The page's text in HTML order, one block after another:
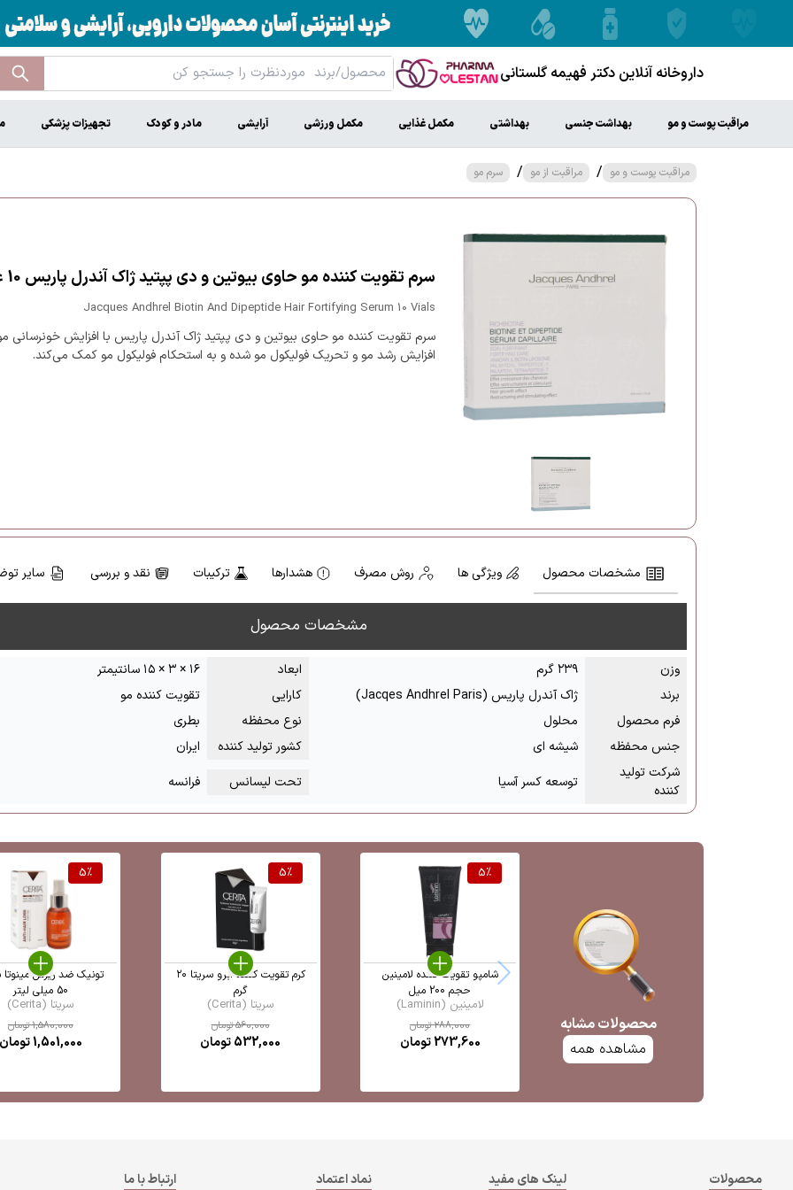
داروخانه آنلاین دکتر فهیمه گلستانی
مراقبت پوست و مو بهداشت جنسی بهداشتی مکمل غذایی مکمل ورزشی آرایشی مادر و کودک تجهیزات پزشکی
مراقبت پوست و مو / مراقبت از مو / سرم مو
سرم تقویت کننده مو حاوی بیوتین و دی پپتید ژاک آندرل پاریس 10 عدد
Jacques Andhrel Biotin And Dipeptide Hair Fortifying Serum 10 Vials
سرم تقویت کننده مو حاوی بیوتین و دی پپتید ژاک آندرل پاریس با افزایش
افزایش رشد مو و تحریک فولیکول مو شده و به استحکام فولیکول مو کمک می‌کند.
مشخصات محصول ویژگی ها روش مصرف هشدارها ترکیبات نقد و بررسی سایر
مشخصات محصول
وزن ۲۳۹ گرم ابعاد
۱۶ × ۳ × ۱۵ سانتیمتر
برند
ژاک آندرل پاریس (Jacqes Andhrel Paris) کارایی
تقویت کننده مو
فرم محصول
محلول نوع محفظه
بطری
جنس محفظه
شیشه ای کشور تولید کننده
ایران
شرکت تولید
کننده
توسعه کسر آسیا تحت لیسانس فرانسه
محصولات مشابه
مشاهده همه
5%
شامپو تقویت کننده لامینین
حجم 200 میل
لامینین (Laminin)
288,000تومان
273,600تومان
5%
کرم تقویت کننده ابرو سریتا ۲۰
گرم
سریتا (Cerita)
560,000تومان
532,000تومان
5%
تونیک ضد ریزش مینوتا
50 میلی لیتر
سریتا (Cerita)
1,580,000تومان
1,501,000
محصولات لینک های مفید نماد اعتماد ارتباط با ما